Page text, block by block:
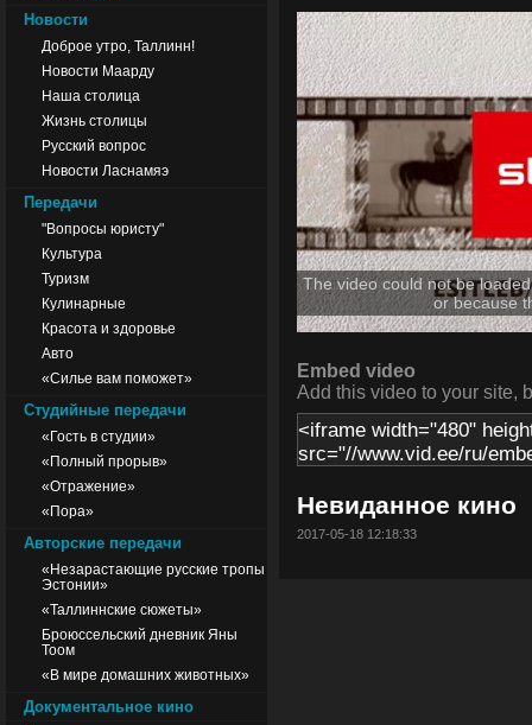
Новости
Доброе утро, Таллинн!
Новости Маарду
Наша столица
Жизнь столицы
Русский вопрос
Новости Ласнамяэ
Передачи
"Вопросы юристу"
Культура
Туризм
Кулинарные
Красота и здоровье
Авто
«Силье вам поможет»
Студийные передачи
«Гость в студии»
«Полный прорыв»
«Отражение»
«Пора»
Авторские передачи
«Незарастающие русские тропы
Эстонии»
«Таллиннские сюжеты»
Броюссельский дневник Яны
Тоом
«В мире домашних животных»
Документальное кино
The video could not be
or because
Embed video
Add this video to your site,
Невиданное кино
2017-05-18 12:18:33